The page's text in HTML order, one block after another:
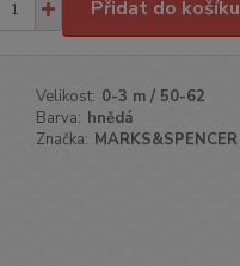
Přidat do košíku
Velikost: 0-3 m / 50-62
Barva: hnědá
Značka: MARKS&SPENCER